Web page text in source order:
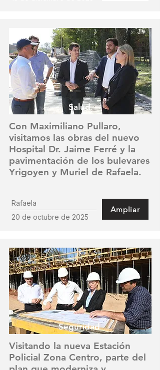
Salud
Con Maximiliano Pullaro,
visitamos las obras del nuevo
Hospital Dr. Jaime Ferré y la
pavimentación de los bulevares
Yrigoyen y Muriel de Rafaela.
Rafaela
20 de octubre de 2025
Ampliar
Seguridad
Visitando la nueva Estación
Policial Zona Centro, parte del